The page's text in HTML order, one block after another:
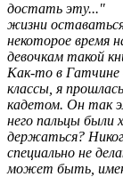
достать эту..." -
жизни
некоторое время
девочкам такой
Как-то в Гатчине
классы, я
кадетом. Он так
него пальцы были
держаться?
специально не
может быть,